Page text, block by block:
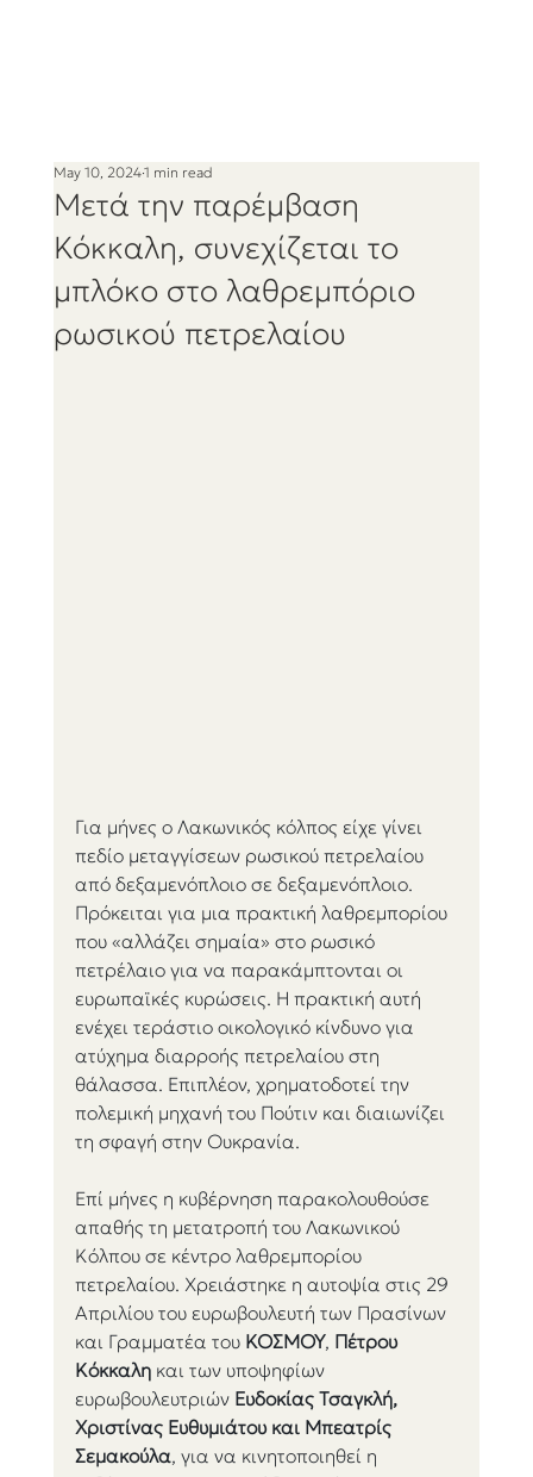
Μετά την παρέμβαση
Κόκκαλη, συνεχίζεται το
μπλόκο στο λαθρεμπόριο
ρωσικού πετρελαίου
May 10, 20241 min read
Για μήνες ο Λακωνικός κόλπος είχε γίνει
πεδίο μεταγγίσεων ρωσικού πετρελαίου
από δεξαμενόπλοιο σε δεξαμενόπλοιο.
Πρόκειται για μια πρακτική λαθρεμπορίου
που «αλλάζει σημαία» στο ρωσικό
πετρέλαιο για να παρακάμπτονται οι
ευρωπαϊκές κυρώσεις. Η πρακτική αυτή
ενέχει τεράστιο οικολογικό κίνδυνο για
ατύχημα διαρροής πετρελαίου στη
θάλασσα. Επιπλέον, χρηματοδοτεί την
πολεμική μηχανή του Πούτιν και διαιωνίζει
τη σφαγή στην Ουκρανία.
Επί μήνες η κυβέρνηση παρακολουθούσε
απαθής τη μετατροπή του Λακωνικού
Κόλπου σε κέντρο λαθρεμπορίου
πετρελαίου. Χρειάστηκε η αυτοψία στις 29
Απριλίου του ευρωβουλευτή των Πρασίνων
και Γραμματέα του ΚΟΣΜΟΥ, Πέτρου
Κόκκαλη και των υποψηφίων
ευρωβουλευτριών Ευδοκίας Τσαγκλή,
Χριστίνας Ευθυμιάτου και Μπεατρίς
Σεμακούλα, για να κινητοποιηθεί η